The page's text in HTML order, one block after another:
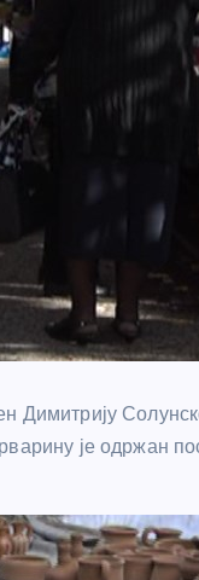
Димитрију
је одржан